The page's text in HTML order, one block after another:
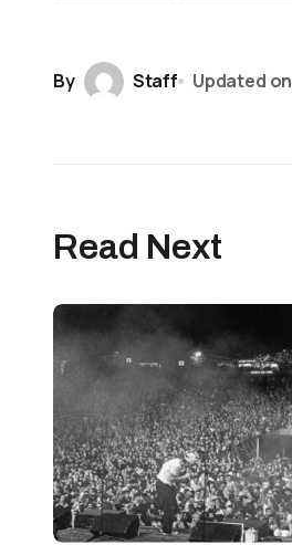
By Staff Updated on
Read Next